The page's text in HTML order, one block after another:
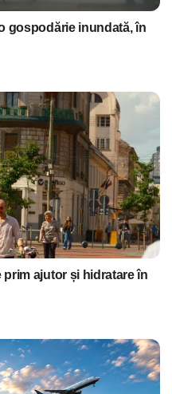
gospodărie inundată, în
ajutor și hidratare în